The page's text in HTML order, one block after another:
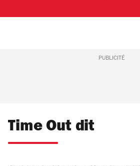
PUBLICITÉ
Time Out dit